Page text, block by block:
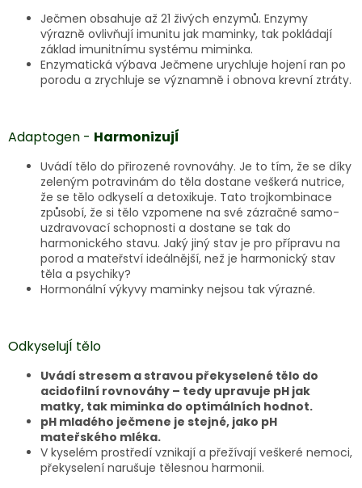
Ječmen obsahuje až 21 živých enzymů. Enzymy
výrazně ovlivňují imunitu jak maminky, tak pokládají
základ imunitnímu systému miminka.
Enzymatická výbava Ječmene urychluje hojení ran po
porodu a zrychluje se významně i obnova krevní ztráty.
Adaptogen - HarmonizujÍ
Uvádí tělo do přirozené rovnováhy. Je to tím, že se díky
zeleným potravinám do těla dostane veškerá nutrice,
že se tělo odkyselí a detoxikuje. Tato trojkombinace
způsobí, že si tělo vzpomene na své zázračné samo-
uzdravovací schopnosti a dostane se tak do
harmonického stavu. Jaký jiný stav je pro přípravu na
porod a mateřství ideálnější, než je harmonický stav
těla a psychiky?
Hormonální výkyvy maminky nejsou tak výrazné.
OdkyselujÍ tělo
Uvádí stresem a stravou překyselené tělo do
acidofilní rovnováhy – tedy upravuje pH jak
matky, tak miminka do optimálních hodnot.
pH mladého ječmene je stejné, jako pH
mateřského mléka.
V kyselém prostředí vznikají a přežívají veškeré nemoci,
překyselení narušuje tělesnou harmonii.